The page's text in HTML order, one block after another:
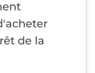
de la